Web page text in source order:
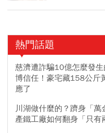
熱門話題
慈濟遭詐騙10億怎麼發
博信任！豪宅藏158公斤
應了
川湖做什麼的？躋身「
產鐵工廠如何翻身「只有